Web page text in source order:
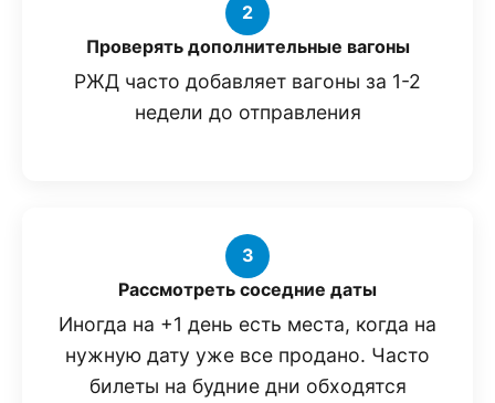
2
Проверять дополнительные вагоны
РЖД часто добавляет вагоны за 1-2
недели до отправления
3
Рассмотреть соседние даты
Иногда на +1 день есть места, когда на
нужную дату уже все продано. Часто
билеты на будние дни обходятся